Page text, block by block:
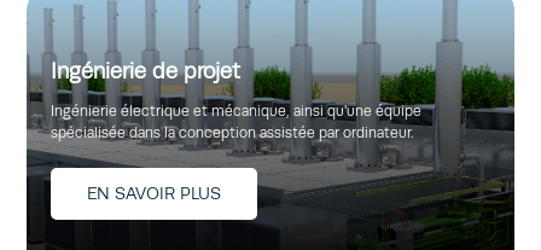
Ingénierie de projet
Ingénierie électrique et mécanique, ainsi qu'une équipe
spécialisée dans la conception assistée par ordinateur.
EN SAVOIR PLUS